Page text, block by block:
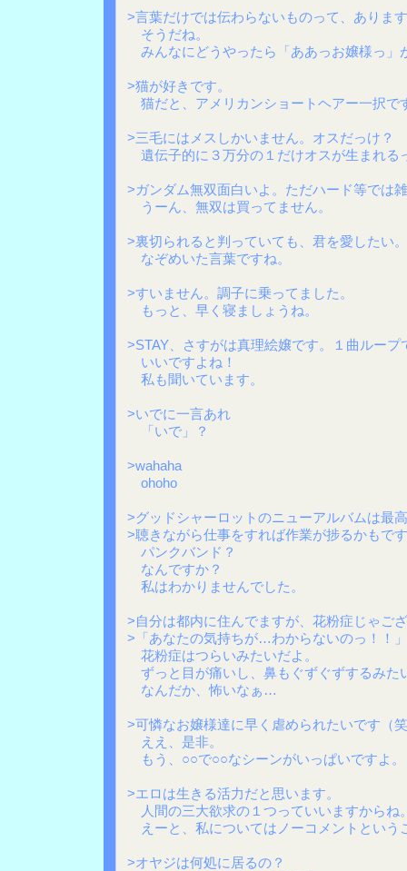
>言葉だけでは伝わらないものって、ありま
そうだね。
みんなにどうやったら「ああっお嬢様っ
>猫が好きです。
猫だと、アメリカンショートヘアー一択で
>三毛にはメスしかいません。オスだっけ？
遺伝子的に３万分の１だけオスが生まれる
>ガンダム無双面白いよ。ただハード等では
うーん、無双は買ってません。
>裏切られると判っていても、君を愛したい。
なぞめいた言葉ですね。
>すいません。調子に乗ってました。
もっと、早く寝ましょうね。
>STAY、さすがは真理絵嬢です。１曲ループ
いいですよね！
私も聞いています。
>いでに一言あれ
「いで」？
>wahaha
ohoho
>グッドシャーロットのニューアルバムは最
>聴きながら仕事をすれば作業が捗るかもで
パンクバンド？
なんですか？
私はわかりませんでした。
>自分は都内に住んでますが、花粉症じゃご
>「あなたの気持ちが…わからないのっ！！」
花粉症はつらいみたいだよ。
ずっと目が痛いし、鼻もぐずぐずするみた
なんだか、怖いなぁ…
>可憐なお嬢様達に早く虐められたいです（
ええ、是非。
もう、○○で○○なシーンがいっぱいですよ。
>エロは生きる活力だと思います。
人間の三大欲求の１つっていいますからね
えーと、私についてはノーコメントという
>オヤジは何処に居るの？